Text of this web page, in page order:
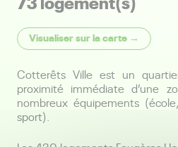
Visualiser sur la carte →
Cotterêts Ville est un
proximité immédiate d’une
nombreux équipements
sport).